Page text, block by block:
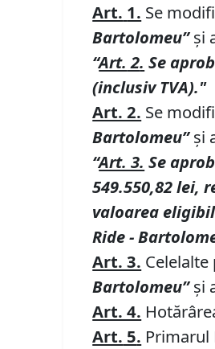
Art. 1. Se
Bartolomeu”şi
“Art. 2. Se
(inclusiv TVA)."
Art. 2. Se
Bartolomeu”şi
“Art. 3. Se
549.550,82 lei,
valoarea
Ride -
Art. 3.
Bartolomeu”şi
Art. 4.
Art. 5. Primarul